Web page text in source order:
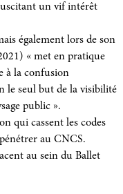
un vif intérêt
également lors de son
« met en pratique
à la confusion
le seul but de la visibilité
public ».
qui cassent les codes
au CNCS.
au sein du Ballet